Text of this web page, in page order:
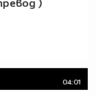
04:01